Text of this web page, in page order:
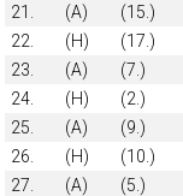
21.
(A) (15.)
22.
(H) (17.)
23.
(A) (7.)
24.
(H) (2.)
25.
(A) (9.)
26.
(H) (10.)
27.
(A) (5.)